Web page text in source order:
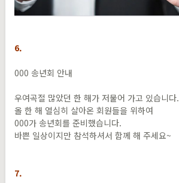
6.
000 송년회 안내
우여곡절 많았던 한 해가 저물어 가고 있습니다.
올 한 해 열심히 살아온 회원들을 위하여
000가 송년회를 준비했습니다.
바쁜 일상이지만 참석하셔서 함께 해 주세요~
7.